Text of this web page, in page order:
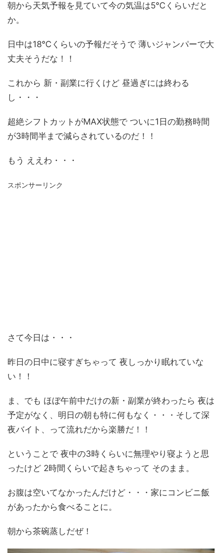
朝から天気予報を見ていて今の気温は5℃くらいだと
か。
日中は18℃くらいの予報だそうで 薄いジャンパーで大
丈夫そうだな！！
これから 新・副業に行くけど 昼過ぎには終わる
し・・・
超絶シフトカットがMAX状態で ついに1日の勤務時間
が3時間半まで減らされているのだ！！
もう ええわ・・・
スポンサーリンク
さて今日は・・・
昨日の日中に寝すぎちゃって 夜しっかり眠れていな
い！！
ま、でも ほぼ午前中だけの新・副業が終わったら 夜は
予定がなく、明日の朝も特に何もなく・・・そして深
夜バイト、って流れだから楽勝だ！！
ということで 夜中の3時くらいに無理やり寝ようと思
ったけど 2時間くらいで起きちゃって そのまま。
お腹は空いてなかったんだけど・・・家にコンビニ飯
があったから食べることに。
朝から茶碗蒸しだぜ！